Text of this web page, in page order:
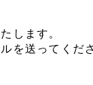
します。
を送ってくだ